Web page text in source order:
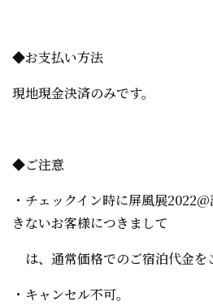
◆お支払い方法
現地現金決済のみです。
◆ご注意
・チェックイン時に屏風展
きないお客様につきまして
は、通常価格でのご宿泊代金を
・キャンセル不可。